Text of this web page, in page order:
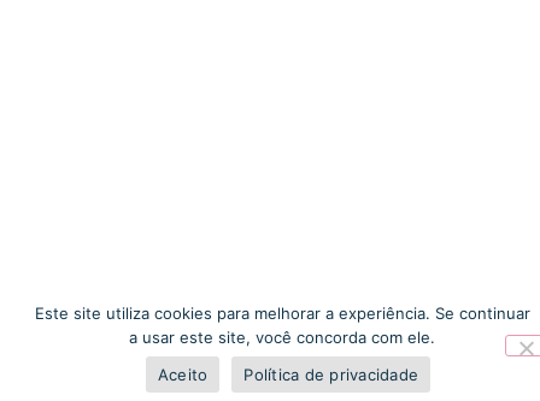
Este site utiliza cookies para melhorar a experiência. Se continuar
a usar este site, você concorda com ele.
Aceito
Política de privacidade